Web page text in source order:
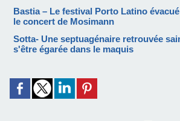
Bastia – Le festival Porto Latino
le concert de Mosimann
Sotta- Une septuagénaire retrouvée
s'être égarée dans le maquis